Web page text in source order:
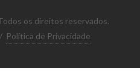
os direitos reservados.
/ Política de Privacidade